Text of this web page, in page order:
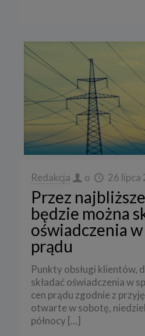
Redakcja o 26 lipca
Przez
będzie można
oświadczenia
prądu
Punkty obsługi klientów,
składać oświadczenia w
cen prądu zgodnie z
otwarte w sobotę,
północy […]